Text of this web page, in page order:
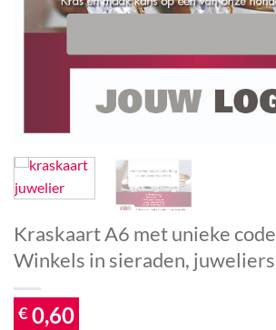
Kraskaart A6 met unieke code
Winkels in sieraden, juweliers
€ 0,60